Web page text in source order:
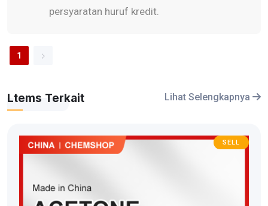
persyaratan huruf kredit.
1
Ltems Terkait Lihat Selengkapnya
SELL